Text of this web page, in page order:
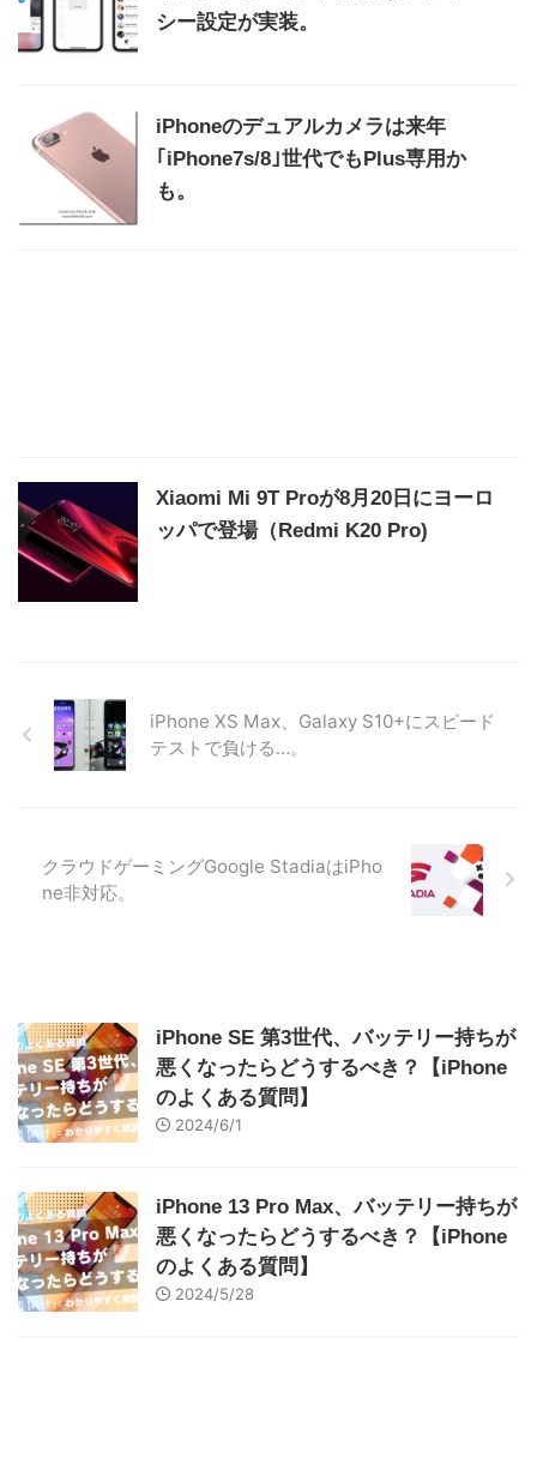
シー設定が実装。
iPhoneのデュアルカメラは来年
｢iPhone7s/8｣世代でもPlus専用か
も。
Xiaomi Mi 9T Proが8月20日にヨーロ
ッパで登場（Redmi K20 Pro)
iPhone XS Max、Galaxy S10+にスピード
テストで負ける…。
クラウドゲーミングGoogle StadiaはiPho
ne非対応。
iPhone SE 第3世代、バッテリー持ちが
悪くなったらどうするべき？【iPhone
のよくある質問】
2024/6/1
iPhone 13 Pro Max、バッテリー持ちが
悪くなったらどうするべき？【iPhone
のよくある質問】
2024/5/28